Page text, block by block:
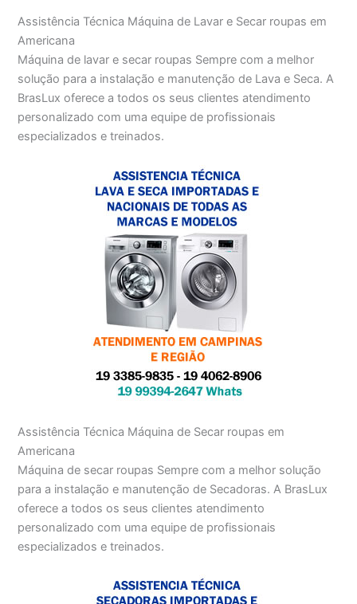
Assistência Técnica Máquina de Lavar e Secar roupas em
Americana
Máquina de lavar e secar roupas Sempre com a melhor
solução para a instalação e manutenção de Lava e Seca. A
BrasLux oferece a todos os seus clientes atendimento
personalizado com uma equipe de profissionais
especializados e treinados.
Assistência Técnica Máquina de Secar roupas em
Americana
Máquina de secar roupas Sempre com a melhor solução
para a instalação e manutenção de Secadoras. A BrasLux
oferece a todos os seus clientes atendimento
personalizado com uma equipe de profissionais
especializados e treinados.